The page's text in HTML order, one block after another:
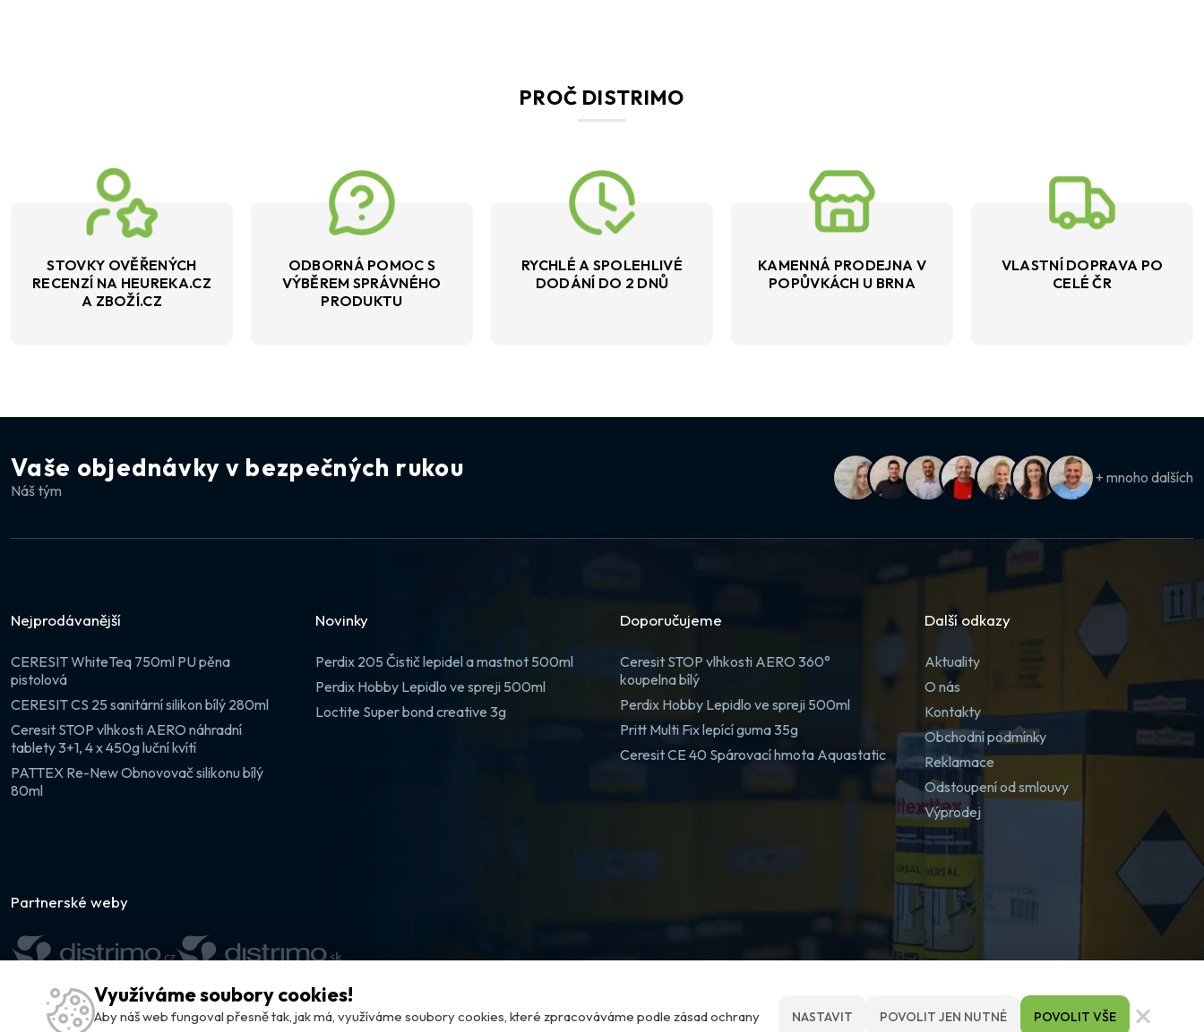
PROČ DISTRIMO
STOVKY OVĚŘENÝCH
RECENZÍ NA HEUREKA.CZ
A ZBOŽÍ.CZ
ODBORNÁ POMOC S
VÝBĚREM SPRÁVNÉHO
PRODUKTU
RYCHLÉ A SPOLEHLIVÉ
DODÁNÍ DO 2 DNŮ
KAMENNÁ PRODEJNA V
POPŮVKÁCH U BRNA
VLASTNÍ DOPRAVA PO
CELÉ ČR
Vaše objednávky v bezpečných rukou
Náš tým
+ mnoho dalších
Nejprodávanější
CERESIT WhiteTeq 750ml PU pěna
pistolová
CERESIT CS 25 sanitární silikon bílý 280ml
Ceresit STOP vlhkosti AERO náhradní
tablety 3+1, 4 x 450g luční kvítí
PATTEX Re-New Obnovovač silikonu bílý
80ml
Novinky
Perdix 205 Čistič lepidel a mastnot 500ml
Perdix Hobby Lepidlo ve spreji 500ml
Loctite Super bond creative 3g
Doporučujeme
Ceresit STOP vlhkosti AERO 360°
koupelna bílý
Perdix Hobby Lepidlo ve spreji 500ml
Pritt Multi Fix lepící guma 35g
Ceresit CE 40 Spárovací hmota Aquastatic
Další odkazy
Aktuality
O nás
Kontakty
Obchodní podmínky
Reklamace
Odstoupení od smlouvy
Výprodej
Partnerské weby
Využíváme soubory cookies!
Aby náš web fungoval přesně tak, jak má, využíváme soubory cookies, které zpracováváme podle zásad ochrany
NASTAVIT POVOLIT JEN NUTNÉ POVOLIT VŠE